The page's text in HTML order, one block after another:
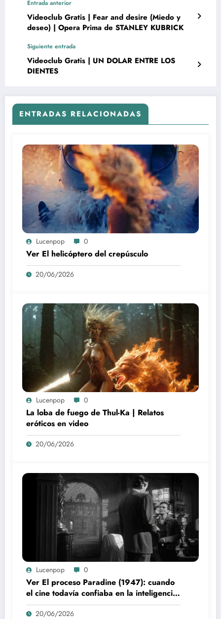
Entrada anterior
Videoclub Gratis | Fear and desire (Miedo y
deseo) | Opera Prima de STANLEY KUBRICK
Siguiente entrada
Videoclub Gratis | UN DOLAR ENTRE LOS
DIENTES
ENTRADAS RELACIONADAS
Lucenpop 0
Ver El helicóptero del crepúsculo
20/06/2026
Lucenpop 0
La loba de fuego de Thul-Ka | Relatos
eróticos en video
20/06/2026
Lucenpop 0
Ver El proceso Paradine (1947): cuando
el cine todavía confiaba en la inteligencia
del espectador
20/06/2026